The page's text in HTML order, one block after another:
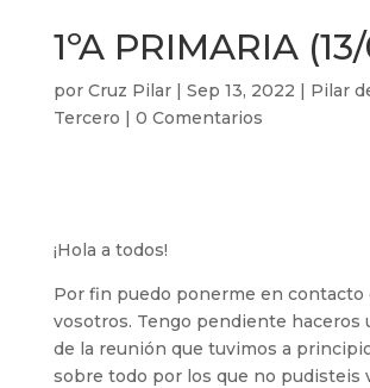
1ºA PRIMARIA
por Cruz Pilar| Sep 13, 2022 | Pilar
Tercero | 0 Comentarios
¡Hola a todos!
Por fin puedo ponerme en contacto
vosotros. Tengo pendiente haceros
de la reunión que tuvimos a
sobre todo por los que no pudisteis